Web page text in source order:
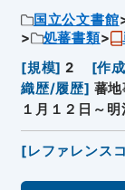
国立公文書館
処蕃書類
[規模] 2 [作
織歴/履歴] 蕃
１月１２日～
[レファレンス